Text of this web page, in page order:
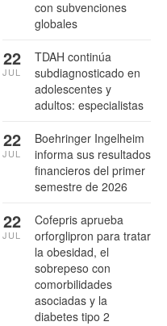
con subvenciones
globales
TDAH continúa
subdiagnosticado en
adolescentes y
adultos: especialistas
22
JUL
Boehringer Ingelheim
informa sus resultados
financieros del primer
semestre de 2026
22
JUL
Cofepris aprueba
orforglipron para tratar
la obesidad, el
sobrepeso con
comorbilidades
asociadas y la
diabetes tipo 2
22
JUL